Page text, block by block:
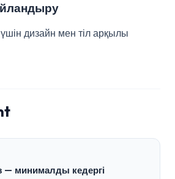
дизайн мен тіл арқылы
— минималды кедергі